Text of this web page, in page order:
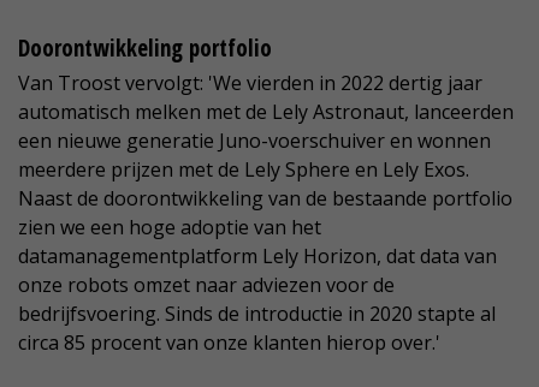
Doorontwikkeling portfolio
Van Troost vervolgt: 'We vierden in 2022 dertig jaar
automatisch melken met de Lely Astronaut, lanceerden
een nieuwe generatie Juno-voerschuiver en wonnen
meerdere prijzen met de Lely Sphere en Lely Exos.
Naast de doorontwikkeling van de bestaande portfolio
zien we een hoge adoptie van het
datamanagementplatform Lely Horizon, dat data van
onze robots omzet naar adviezen voor de
bedrijfsvoering. Sinds de introductie in 2020 stapte al
circa 85 procent van onze klanten hierop over.'